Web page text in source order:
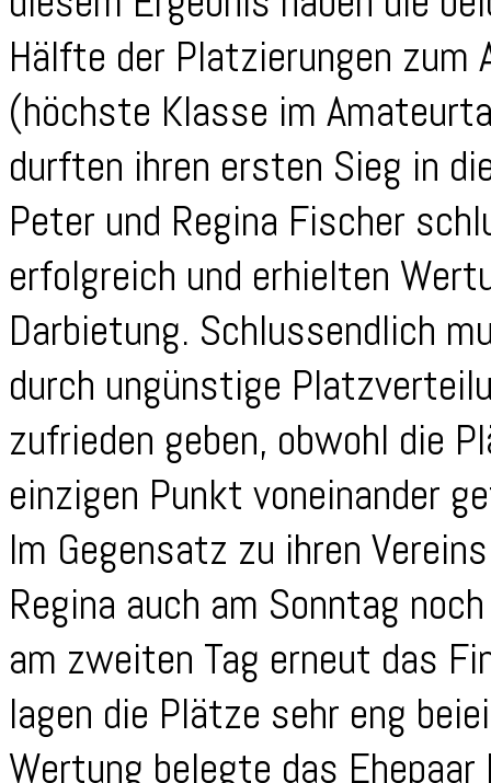
Hälfte der Platzierungen zum
(höchste Klasse im
durften ihren ersten Sieg in
Peter und Regina Fischer
erfolgreich und erhielten
Darbietung. Schlussendlich
durch ungünstige
zufrieden geben, obwohl die
einzigen Punkt voneinander
Im Gegensatz zu ihren
Regina auch am Sonntag
am zweiten Tag erneut das
lagen die Plätze sehr eng
Wertung belegte das